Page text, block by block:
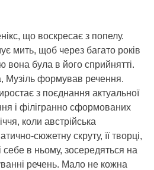
що воскресає з попелу.
мить, щоб через багато років
вона була в його сприйнятті.
Музіль формував речення.
з поєднання актуальної
і філігранно сформованих
коли австрійська
сюжетну скруту, її творці,
в ньому, зосередяться на
речень. Мало не кожна